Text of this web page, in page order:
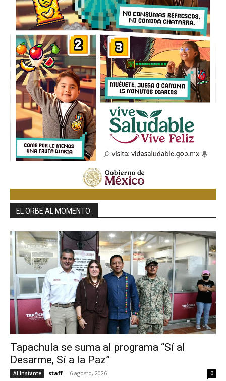
EL ORBE AL MOMENTO:
Tapachula se suma al programa “Sí al
Desarme, Sí a la Paz”
Al Instante staff - 6 agosto, 2026 0